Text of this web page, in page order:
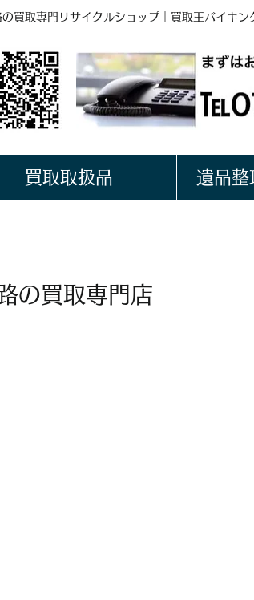
の買取専門リサイクルショップ｜買取王バイキン
QRコード
買取取扱品 遺品整
の買取専門店